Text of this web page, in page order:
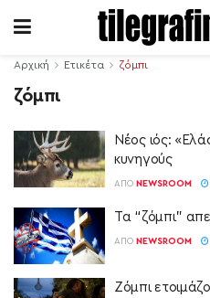
Αρχική Ετικέτα ζόμπι
ζόμπι
Νέος ιός:
κυνηγούς
ΑΠΌ NEWSROOM
Τα “ζόμπι”
ΑΠΌ NEWSROOM
Ζόμπι